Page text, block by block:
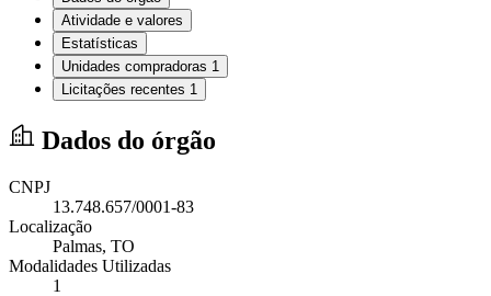
Atividade e valores
Estatísticas
Unidades compradoras 1
Licitações recentes 1
Dados do órgão
CNPJ
13.748.657/0001-83
Localização
Palmas, TO
Modalidades Utilizadas
1